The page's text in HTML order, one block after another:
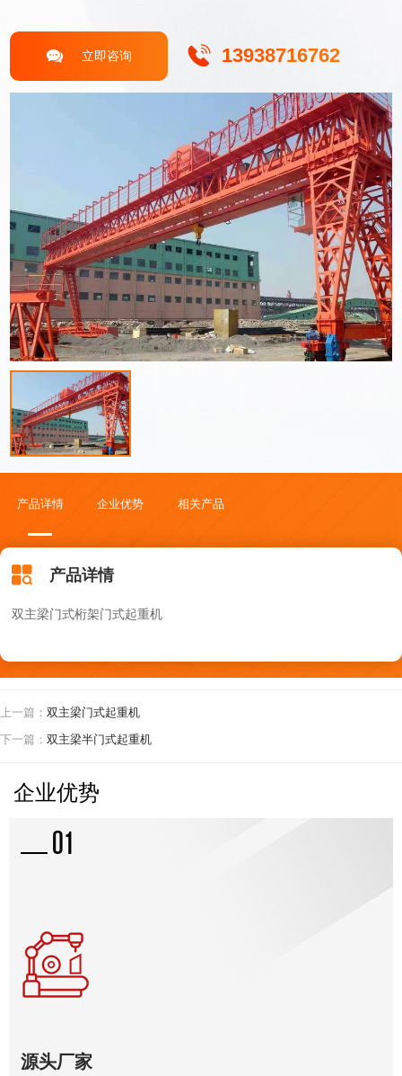
关于我们
立即咨询 13938716762
产品详情 企业优势 相关产品
产品详情
双主梁门式桁架门式起重机
上一篇： 双主梁门式起重机
下一篇： 双主梁半门式起重机
企业优势
01
源头厂家